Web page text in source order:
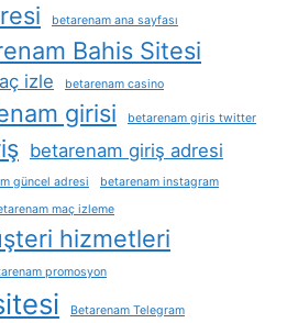
betarenam ana sayfası
Bahis Sitesi
izle betarenam casino
girisi betarenam giris twitter
betarenam giriş adresi
güncel adresi betarenam instagram
maç izleme
hizmetleri
promosyon
Betarenam Telegram